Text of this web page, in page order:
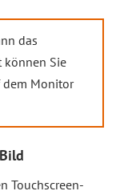
das
können Sie
dem Monitor
Touchscreen-